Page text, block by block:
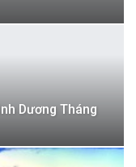
Dương Tháng